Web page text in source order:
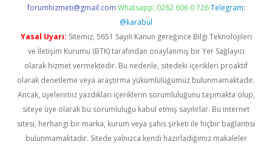
forumhizmeti@gmail.com Whatsapp: 0262 606 0 726 Telegram:
@karabul
Yasal Uyarı: Sitemiz, 5651 Sayılı Kanun gereğince Bilgi Teknolojileri
ve İletişim Kurumu (BTK) tarafından onaylanmış bir Yer Sağlayıcı
olarak hizmet vermektedir. Bu nedenle, sitedeki içerikleri proaktif
olarak denetleme veya araştırma yükümlülüğümüz bulunmamaktadır.
Ancak, üyelerimiz yazdıkları içeriklerin sorumluluğunu taşımakta olup,
siteye üye olarak bu sorumluluğu kabul etmiş sayılırlar. Bu internet
sitesi, herhangi bir marka, kurum veya şahıs şirketi ile hiçbir bağlantısı
bulunmamaktadır. Sitede yalnızca kendi hazırladığımız makaleler